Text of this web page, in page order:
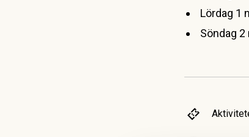
Lördag 1
Söndag